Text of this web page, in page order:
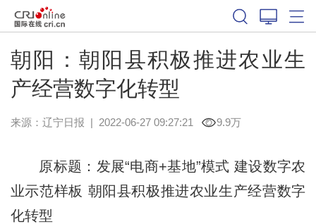
朝阳：朝阳县积极推进农业生
产经营数字化转型
来源： 辽宁日报 | 2022-06-27 09:27:21 9.9万
原标题：发展“电商+基地”模式 建设数字农
业示范样板 朝阳县积极推进农业生产经营数字
化转型